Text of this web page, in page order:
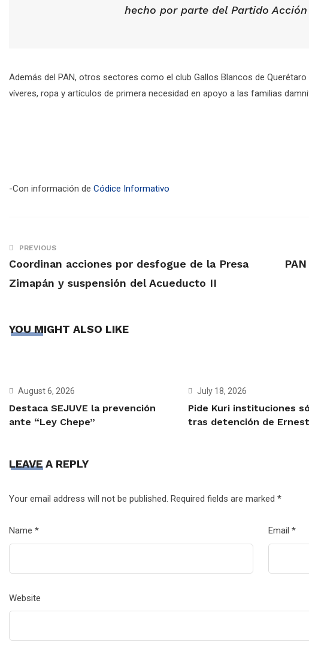
hecho por parte del Partido Acción
Además del PAN, otros sectores como el club Gallos Blancos de
víveres, ropa y artículos de primera necesidad en apoyo a las familias
-Con información de Códice Informativo
PREVIOUS
Coordinan acciones por desfogue de la Presa
Zimapán y suspensión del Acueducto II
YOU MIGHT ALSO LIKE
August 6, 2026
Destaca SEJUVE la prevención
ante “Ley Chepe”
July 18, 2026
Pide Kuri instituciones
tras detención de
LEAVE A REPLY
Your email address will not be published. Required fields are marked *
Name * Email *
Website